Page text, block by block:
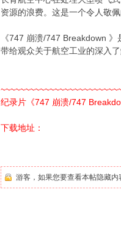
资源的浪费。这是一个令人敬
《747 崩溃/747 Breakdown
带给观众关于航空工业的深入
纪录片《747 崩溃/747
下载地址：
游客，如果您要查看本帖隐藏内